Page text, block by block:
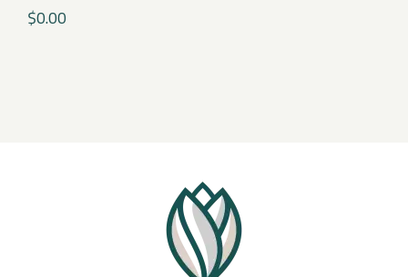
$0.00